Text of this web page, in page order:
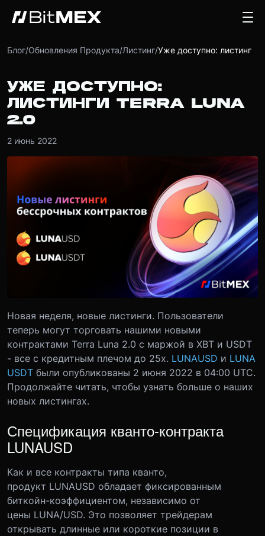
Блог/Обновления Продукта/Листинг/
УЖЕ ДОСТУПНО:
ЛИСТИНГИ TERRA LUNA
2.0
2 июнь 2022
Новая неделя, новые листинги. Пользователи
теперь могут торговать нашими новыми
контрактами Terra Luna 2.0 с маржой в XBT и USDT
- все с кредитным плечом до 25x. LUNAUSD и LUNA
USDT были опубликованы 2 июня 2022 в 04:00 UTC.
Продолжайте читать, чтобы узнать больше о наших
новых листингах.
Спецификация кванто-контракта
LUNAUSD
Как и все контракты типа кванто,
продукт LUNAUSD обладает фиксированным
биткойн-коэффициентом, независимо от
цены LUNA/USD. Это позволяет трейдерам
открывать длинные или короткие позиции в